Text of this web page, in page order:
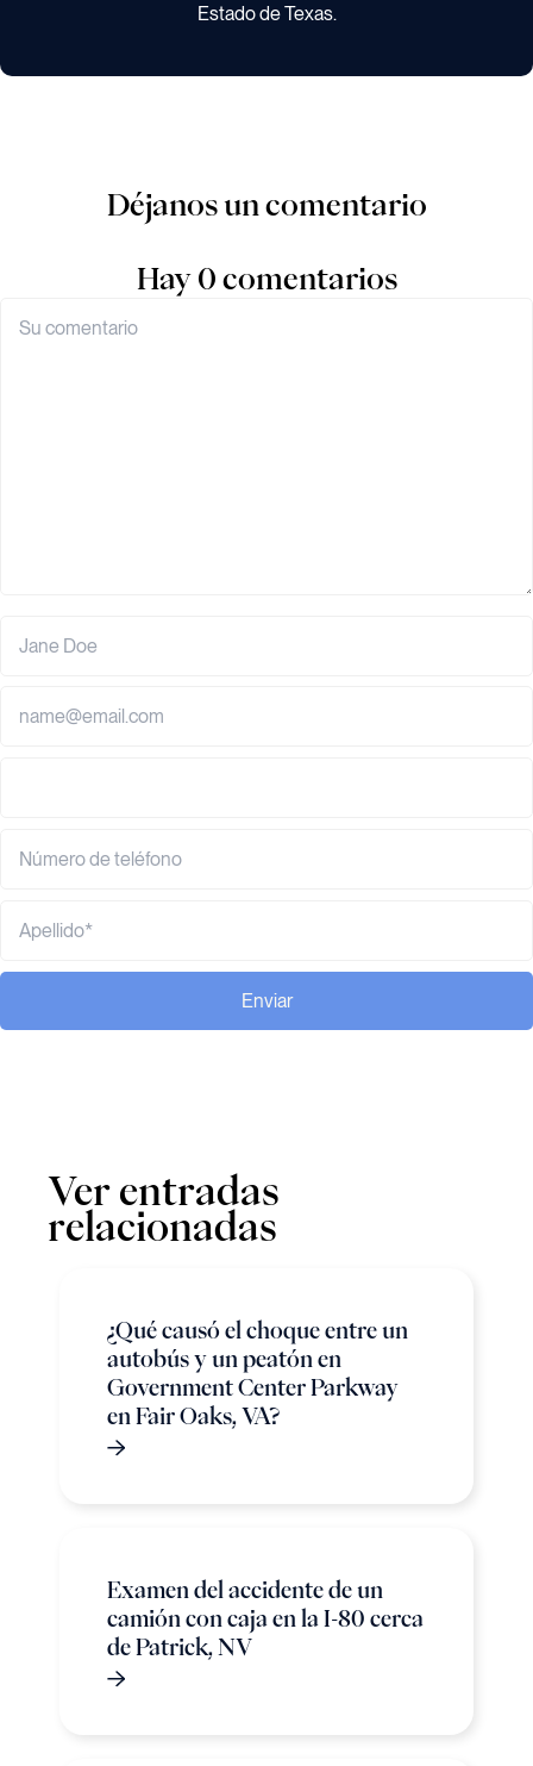
Estado de Texas.
Déjanos un comentario
Hay 0 comentarios
Enviar
Ver entradas
relacionadas
¿Qué causó el choque entre un
autobús y un peatón en
Government Center Parkway
en Fair Oaks, VA?
Examen del accidente de un
camión con caja en la I-80 cerca
de Patrick, NV